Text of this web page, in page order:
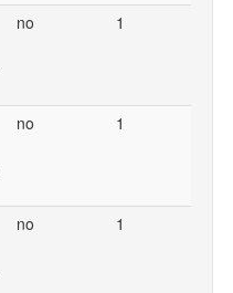
no 1
no 1
no 1